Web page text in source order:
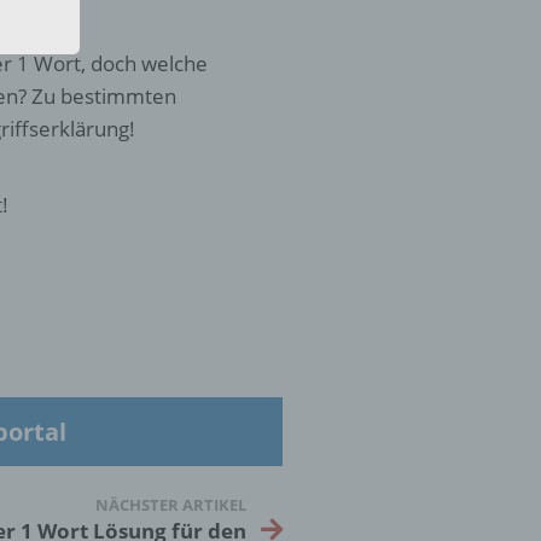
1 Wort, doch welche
Zu bestimmten
NÄCHSTER ARTIKEL
1 Wort Lösung für den